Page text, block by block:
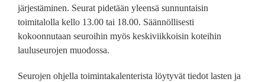
järjestäminen. Seurat pidetään yleensä sunnuntaisin
toimitalolla kello 13.00 tai 18.00. Säännöllisesti
kokoonnutaan seuroihin myös keskiviikkoisin koteihin
lauluseurojen muodossa.
Seurojen ohjella toimintakalenterista löytyvät tiedot lasten ja